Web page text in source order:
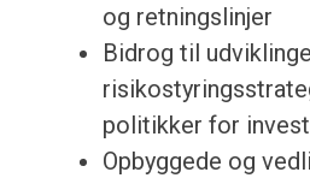
og retningslinjer
Bidrog til
politikker for
Opbyggede og